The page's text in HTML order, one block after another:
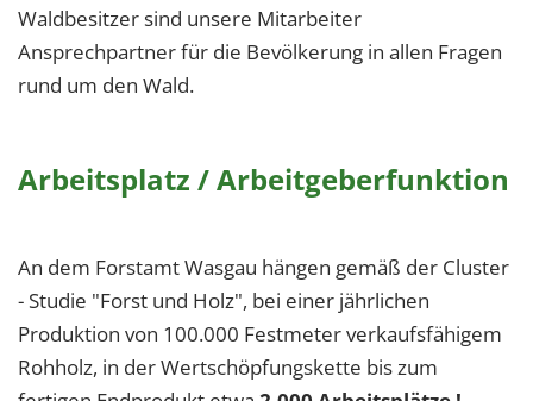
Waldbesitzer sind unsere Mitarbeiter
Ansprechpartner für die Bevölkerung in allen Fragen
rund um den Wald.
Arbeitsplatz / Arbeitgeberfunktion
An dem Forstamt Wasgau hängen gemäß der Cluster
- Studie "Forst und Holz", bei einer jährlichen
Produktion von 100.000 Festmeter verkaufsfähigem
Rohholz, in der Wertschöpfungskette bis zum